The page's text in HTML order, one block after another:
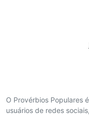
O Provérbios Populares
usuários de redes